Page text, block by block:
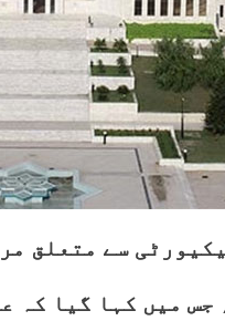
سے متعلق
جس میں کہا گیا کہ